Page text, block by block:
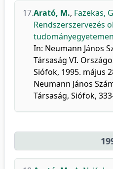
17.Arató, M., Fazekas,
Rendszerszervezés
In: Neumann János
Társaság VI.
Siófok, 1995. május
Neumann János
Társaság, Siófok,